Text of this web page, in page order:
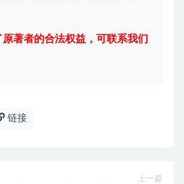
著者的合法权益，可联系我们
链接
上一篇